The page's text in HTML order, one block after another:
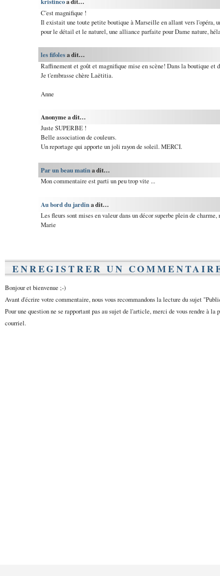
C'est magnifique !
Il existait une toute petite boutique à Marseille en allant vers l'opéra,
pour le détail et le naturel, une alliance parfaite pour Dame nature,
les fifolesa dit…
Raffinement et goût et magnifique mise en scène! Dans la boutique et
Je t'embrasse chère Laëtitia.
Anne
Anonyme a dit…
Juste SUPERBE !
Belle association de couleurs.
Un reportage qui apporte un joli rayon de soleil. MERCI.
Par un beau matina dit…
Mon commentaire est parti un peu trop vite ...
Au bord du jardina dit…
Les fleurs sont mises en valeur dans un décor superbe plein de
Marie
ENREGISTRER UN
Bonjour et bienvenue ;-)
Avant d'écrire votre commentaire, nous vous recommandons la lecture du sujet
Pour une question ne se rapportant pas au sujet de l'article, merci de vous rendre à la
courriel.